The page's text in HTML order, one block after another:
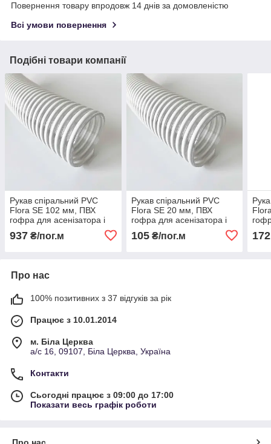
Повернення товару впродовж 14 днів за домовленістю
Всі умови повернення
Подібні товари компанії
Рукав спіральний PVC
Flora SE 102 мм, ПВХ
гофра для асенізатора і
937 ₴/пог.м
Рукав спіральний PVC
Flora SE 20 мм, ПВХ
гофра для асенізатора і
105₴/пог.м 172
Про нас
100% позитивних з 37 відгуків за рік
Працює з 10.01.2014
м. Біла Церква
а/с 16, 09107, Біла Церква, Україна
Контакти
Сьогодні працює з 09:00 до 17:00
Показати весь графік роботи